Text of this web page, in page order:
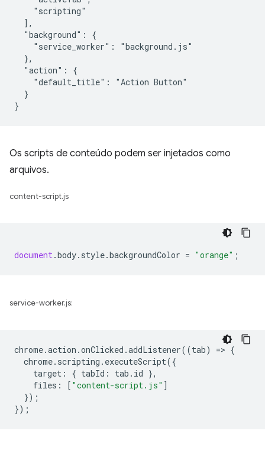
    "scripting"
  ],
  "background": {
    "service_worker": "background.js"
  },
  "action": {
    "default_title": "Action Button"
  }
Os scripts de conteúdo podem ser injetados como
arquivos.
content-script.js
document.body. style.backgroundColor = "orange" ;
service-worker.js:
chrome.action .onClicked .addListener((tab) => {
chrome. scripting . executeScript({
target : { tabId : tab . id },
files : [ "content-script.js" ]
});
});